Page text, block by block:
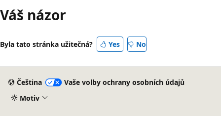
Váš názor
Byla tato stránka užitečná? Yes No
Čeština
Vaše volby ochrany osobních údajů
Motiv